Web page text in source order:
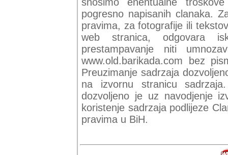
pogresno napisanih clanaka.
pravima, za fotografije ili
web stranica, odgovara
prestampavanje niti
www.old.barikada.com bez
Preuzimanje sadrzaja
na izvornu stranicu
dozvoljeno je uz navodjenje
koristenje sadrzaja podlijeze
pravima u BiH.